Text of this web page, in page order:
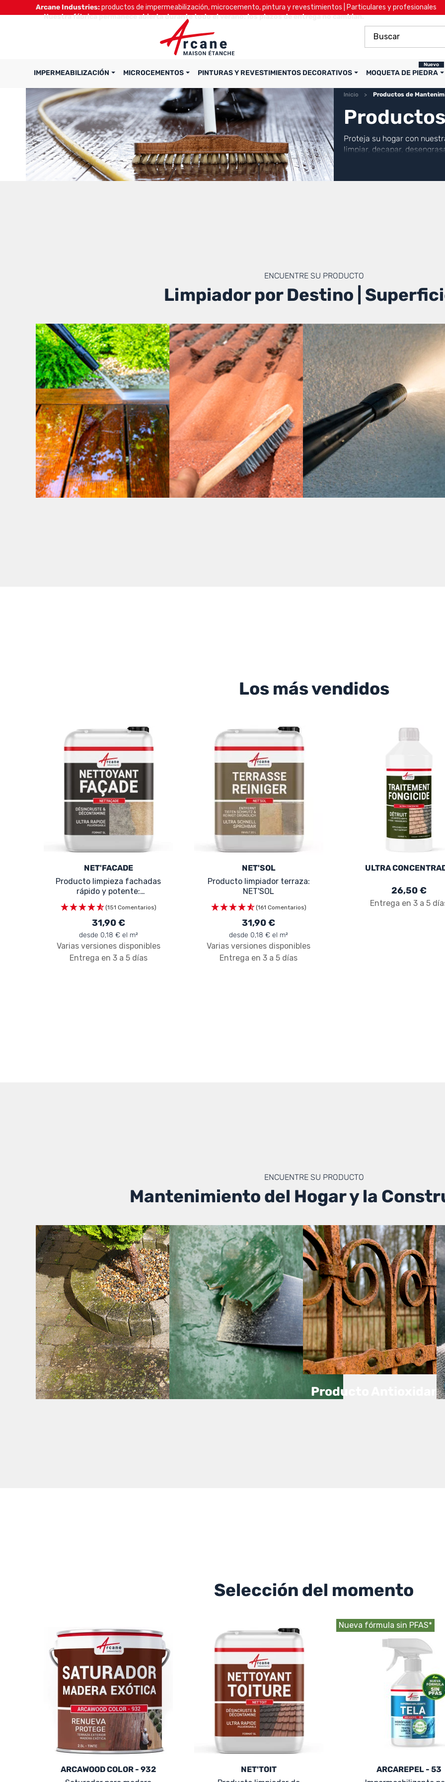
Arcane Industries:productos de impermeabilización, microcemento, pintura y revestimientos | Particulares y profesionales
Nuestra fábrica permanece abierta durante todo el verano: los plazos de entrega no cambian.
IMPERMEABILIZACIÓN MICROCEMENTOS PINTURAS Y REVESTIMIENTOS DECORATIVOS MOQUETA DE PIEDRA
Nuevo
Inicio Productos de
Proteja su hogar con
limpiar, decapar,
ENCUENTRE SU PRODUCTO
Limpiador por Destino |
Los más vendidos
NET'FACADE
Producto limpieza fachadas
rápido y potente:
NET'FACADE
(151 Comentarios)
31,90 €
desde 0,18 € el m²
Varias versiones disponibles
Entrega en 3 a 5 días
NET'SOL
Producto limpiador terraza:
NET'SOL
(161 Comentarios)
31,90 €
desde 0,18 € el m²
Varias versiones disponibles
Entrega en 3 a 5 días
ULTRA
26,50 €
Entrega en 3 a 5
ENCUENTRE SU PRODUCTO
Mantenimiento del Hogar y la
Producto
Selección del momento
ARCAWOOD COLOR - 932
NET'TOIT
Nueva fórmula sin PFAS*
ARCAREPEL - 53